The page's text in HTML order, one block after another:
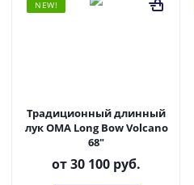
NEW!
Традиционный длинный
лук OMA Long Bow Volcano
68"
от30 100 руб.